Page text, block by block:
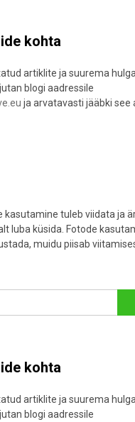
kohta
artiklite ja suurema
blogi aadressile
ja arvatavasti jääbki see
kasutamine tuleb viidata ja
luba küsida. Fotode
muidu piisab
kohta
artiklite ja suurema
blogi aadressile